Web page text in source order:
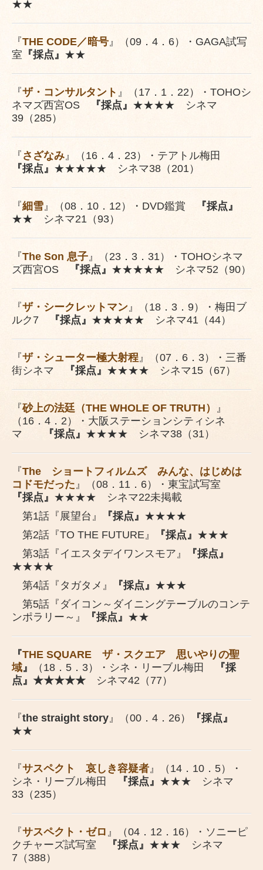
★★
『THE CODE／暗号 』（09．4．6）・GAGA試写
室 『採点』 ★★
『ザ・コンサルタント 』（17．1．22）・TOHOシ
ネマズ西宮OS
『採点』 ★★★★ シネマ
39（285）
『 さざなみ 』（16．4．23）・テアトル梅田
『採点』 ★★★★★ シネマ38（201）
『細雪 』（08．10．12）・DVD鑑賞
『採点』
★★ シネマ21（93）
『The Son 息子 』（23．3．31）・TOHOシネマ
ズ西宮OS
『採点』 ★★★★★ シネマ52（90）
『ザ・シークレットマン 』（18．3．9）・梅田ブ
ルク7
『採点』 ★★★★★ シネマ41（44）
『ザ・シューター極大射程 』（07．6．3）・三番
街シネマ
『採点』 ★★★★ シネマ15（67）
『砂上の法廷（THE WHOLE OF TRUTH）
』
（16．4．2）・大阪ステーションシティシネ
マ
『採点』 ★★★★ シネマ38（31）
『The ショートフィルムズ みんな、はじめは
コドモだった 』（08．11．6）・東宝試写室
『採点』 ★★★★ シネマ22未掲載
第1話『展望台』
『採点』 ★★★★
第2話『TO THE FUTURE』
『採点』 ★★★
第3話『イエスタデイワンスモア』
『採点』
★★★★
第4話『タガタメ』
『採点』 ★★★
第5話『ダイコン～ダイニングテーブルのコンテ
ンポラリー～』
『採点』 ★★
『THE SQUARE ザ・スクエア 思いやりの聖
域 』 （18．5．3）・シネ・リーブル梅田
『採
点』★★★★★ シネマ42（77）
『the straight story 』（00．4．26）
『採点』
★★
『サスペクト 哀しき容疑者 』（14．10．5）・
シネ・リーブル梅田
『採点』 ★★★ シネマ
33（235）
『サスペクト・ゼロ 』（04．12．16）・ソニーピ
クチャーズ試写室
『採点』 ★★★ シネマ
7（388）